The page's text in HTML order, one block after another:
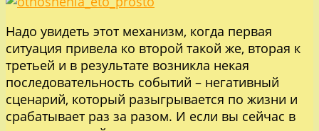
Надо увидеть этот механизм, когда первая
ситуация привела ко второй такой же, вторая к
третьей и в результате возникла некая
последовательность событий – негативный
сценарий, который разыгрывается по жизни и
срабатывает раз за разом. И если вы сейчас в